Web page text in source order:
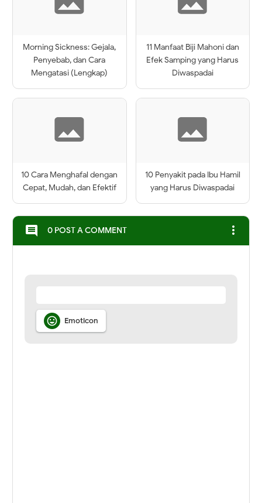
Morning Sickness: Gejala,
Penyebab, dan Cara
Mengatasi (Lengkap)
11 Manfaat Biji Mahoni dan
Efek Samping yang Harus
Diwaspadai
10 Cara Menghafal dengan
Cepat, Mudah, dan Efektif
10 Penyakit pada Ibu Hamil
yang Harus Diwaspadai
comment 0 POST A COMMENT more_vert
 Emoticon